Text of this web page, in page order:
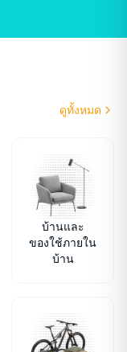
ดูทั้งหมด
บ้านและ
ของใช้ภายใน
บ้าน